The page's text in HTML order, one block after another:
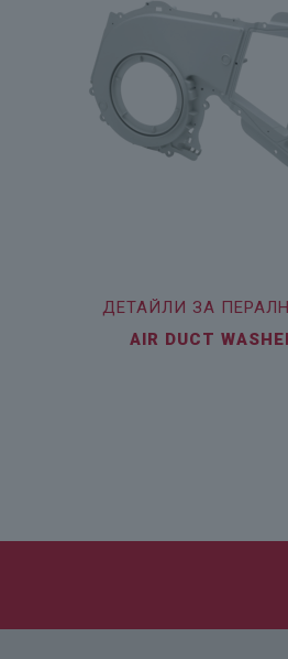
ДЕТАЙЛИ ЗА
AIR DUCT